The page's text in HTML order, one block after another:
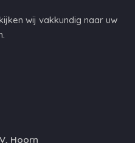
wij vakkundig naar uw
Hoorn